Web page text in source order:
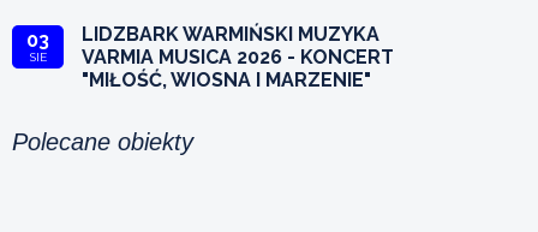
03
SIE
LIDZBARK WARMIŃSKI MUZYKA
VARMIA MUSICA 2026 - KONCERT
"MIŁOŚĆ, WIOSNA I MARZENIE"
Polecane obiekty